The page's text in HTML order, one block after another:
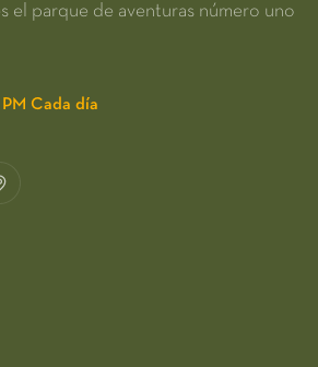
el parque de aventuras número uno
Cada día